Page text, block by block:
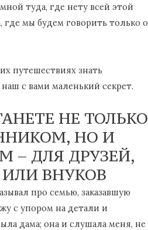
туда, где нету всей этой
где мы будем говорить только о
путешествиях знать
с вами маленький секрет.
НЕ ТОЛЬКО
НО И
– ДЛЯ ДРУЗЕЙ,
ВНУКОВ
про семью, заказавшую
с упором на детали и
дама; она и слушала меня, не